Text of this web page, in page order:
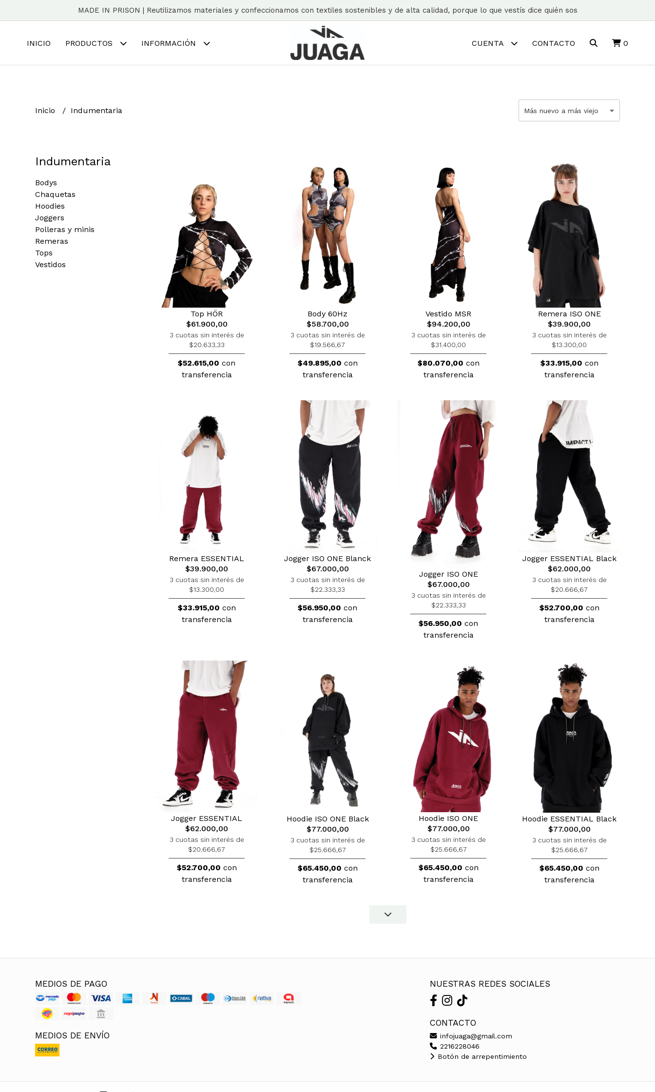
MADE IN PRISON | Reutilizamos materiales y confeccionamos con textiles sostenibles y de alta calidad, porque lo que vestís dice quién sos
INICIO PRODUCTOS INFORMACIÓN CUENTA CONTACTO 0
Inicio Indumentaria
Indumentaria
Bodys
Chaquetas
Hoodies
Joggers
Polleras y minis
Remeras
Tops
Vestidos
Top HÖR
$61.900,00
3 cuotas sin interés de
$20.633,33
$52.615,00 con
transferencia
Body 60Hz
$58.700,00
3 cuotas sin interés de
$19.566,67
$49.895,00 con
transferencia
Vestido MSR
$94.200,00
3 cuotas sin interés de
$31.400,00
$80.070,00 con
transferencia
Remera ISO ONE
$39.900,00
3 cuotas sin interés de
$13.300,00
$33.915,00 con
transferencia
Remera ESSENTIAL
$39.900,00
3 cuotas sin interés de
$13.300,00
$33.915,00 con
transferencia
Jogger ISO ONE Blanck
$67.000,00
3 cuotas sin interés de
$22.333,33
$56.950,00 con
transferencia
Jogger ISO ONE
$67.000,00
3 cuotas sin interés de
$22.333,33
$56.950,00 con
transferencia
Jogger ESSENTIAL Black
$62.000,00
3 cuotas sin interés de
$20.666,67
$52.700,00 con
transferencia
Jogger ESSENTIAL
$62.000,00
3 cuotas sin interés de
$20.666,67
$52.700,00 con
transferencia
Hoodie ISO ONE Black
$77.000,00
3 cuotas sin interés de
$25.666,67
$65.450,00 con
transferencia
Hoodie ISO ONE
$77.000,00
3 cuotas sin interés de
$25.666,67
$65.450,00 con
transferencia
Hoodie ESSENTIAL Black
$77.000,00
3 cuotas sin interés de
$25.666,67
$65.450,00 con
transferencia
MEDIOS DE PAGO
MEDIOS DE ENVÍO
NUESTRAS REDES SOCIALES
CONTACTO
infojuaga@gmail.com
2216228046
Botón de arrepentimiento